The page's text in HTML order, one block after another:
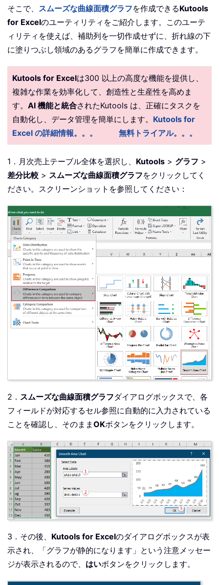
そこで、 スムーズな曲線面積グラフを作成できるKutools
for Excelのユーティリティをご紹介します。このユーテ
ィリティを使えば、補助列を一切作成せずに、折れ線の下
に塗りつぶし領域のあるグラフを簡単に作成できます。
Kutools for Excelは300 以上の高度な機能を提供し、
複雑な作業を効率化して、創造性と生産性を高めま
す。 AI 機能と統合されたKutools は、正確にタスクを
自動化し、データ管理を簡単にします。 Kutools for
Excel の詳細情報。。。
無料トライアル。。。
1．月次売上テーブル全体を選択し、 Kutools > グラフ >
差分比較 > スムーズな曲線面積グラフをクリックしてく
ださい。スクリーンショットを参照してください：
2． スムーズな曲線面積グラフダイアログボックスで、各
フィールドが対応するセル参照に自動的に入力されている
ことを確認し、そのまま OKボタンをクリックします。
3．その後、 Kutools for Excelのダイアログボックスが表
示され、「グラフが静的になります」という注意メッセー
ジが表示されるので、 はいボタンをクリックします。